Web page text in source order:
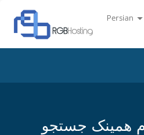
Persian
همینک جستجو